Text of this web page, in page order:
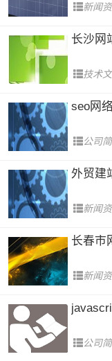
新闻
长沙网
技术
seo网
公司
外贸建
新闻
长春市
新闻
公司